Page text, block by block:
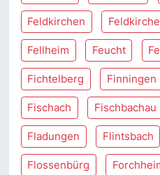
Feldkirchen
Fellheim Feucht
Fichtelberg Finningen
Fischach Fischbachau
Fladungen Flintsbach
Flossenbürg